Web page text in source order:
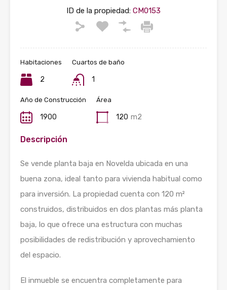
ID de la propiedad: CM0153
Habitaciones
2
Cuartos de baño
1
Año de Construcción
1900
Área
120 m2
Descripción
Se vende planta baja en Novelda ubicada en una
buena zona, ideal tanto para vivienda habitual como
para inversión. La propiedad cuenta con 120 m²
construidos, distribuidos en dos plantas más planta
baja, lo que ofrece una estructura con muchas
posibilidades de redistribución y aprovechamiento
del espacio.
El inmueble se encuentra completamente para